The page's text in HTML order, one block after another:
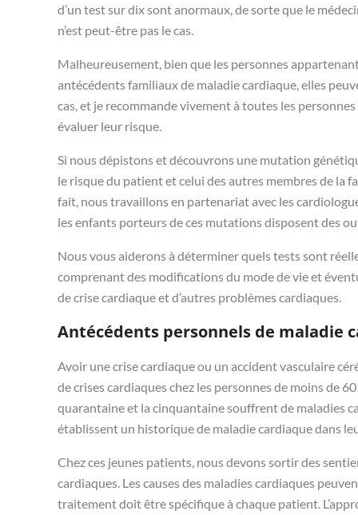
d’un test sur dix sont anormaux, de sorte que le
n’est peut-être pas le cas.
Malheureusement, bien que les personnes
antécédents familiaux de maladie cardiaque, elles
cas, et je recommande vivement à toutes les
évaluer leur risque.
Si nous dépistons et découvrons une mutation
le risque du patient et celui des autres membres de la
fait, nous travaillons en partenariat avec les
les enfants porteurs de ces mutations disposent des
Nous vous aiderons à déterminer quels tests sont
comprenant des modifications du mode de vie et
de crise cardiaque et d’autres problèmes cardiaques.
Antécédents personnels de maladie
Avoir une crise cardiaque ou un accident vasculaire
de crises cardiaques chez les personnes de moins de
quarantaine et la cinquantaine souffrent de maladies
établissent un historique de maladie cardiaque dans
Chez ces jeunes patients, nous devons sortir des
cardiaques. Les causes des maladies cardiaques
traitement doit être spécifique à chaque patient.